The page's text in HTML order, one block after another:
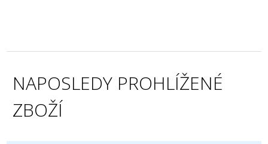
NAPOSLEDY PROHLÍŽENÉ
ZBOŽÍ